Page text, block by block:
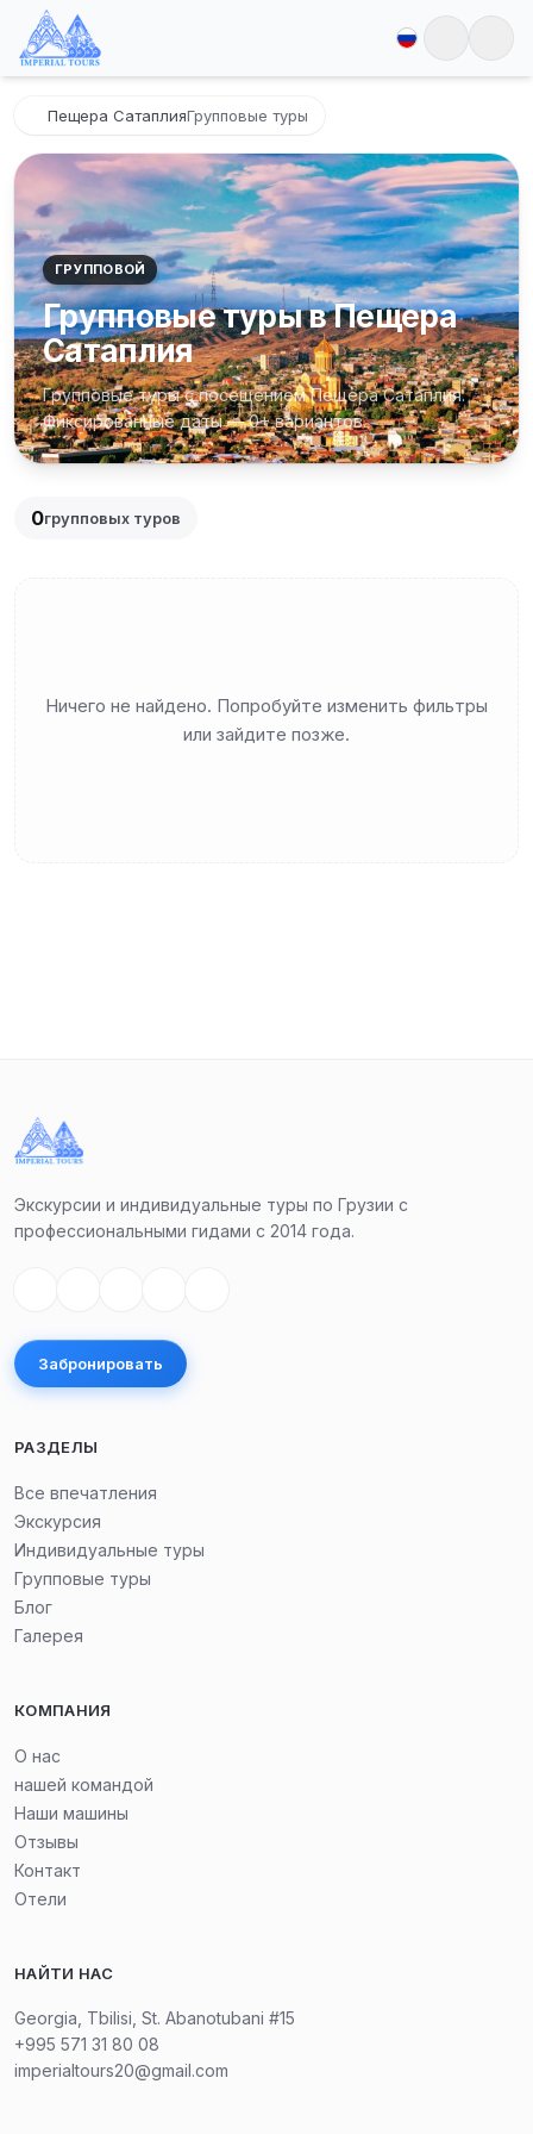
Пещера СатаплияГрупповые туры
ГРУППОВОЙ
Групповые туры в Пещера
Сатаплия
Групповые туры с посещением Пещера Сатаплия.
Фиксированные даты — 0+ вариантов.
0групповых туров
Ничего не найдено. Попробуйте изменить фильтры
или зайдите позже.
Экскурсии и индивидуальные туры по Грузии с
профессиональными гидами с 2014 года.
Забронировать
РАЗДЕЛЫ
Все впечатления
Экскурсия
Индивидуальные туры
Групповые туры
Блог
Галерея
КОМПАНИЯ
О нас
нашей командой
Наши машины
Отзывы
Контакт
Отели
НАЙТИ НАС
Georgia, Tbilisi, St. Abanotubani #15
+995 571 31 80 08
imperialtours20@gmail.com